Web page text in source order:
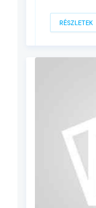
RÉSZLETEK